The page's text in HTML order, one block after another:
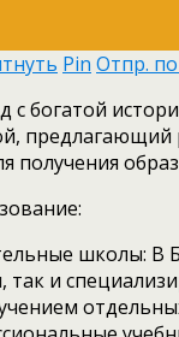
Pin Отпр.
с богатой
предлагающий
получения
школы: В
и